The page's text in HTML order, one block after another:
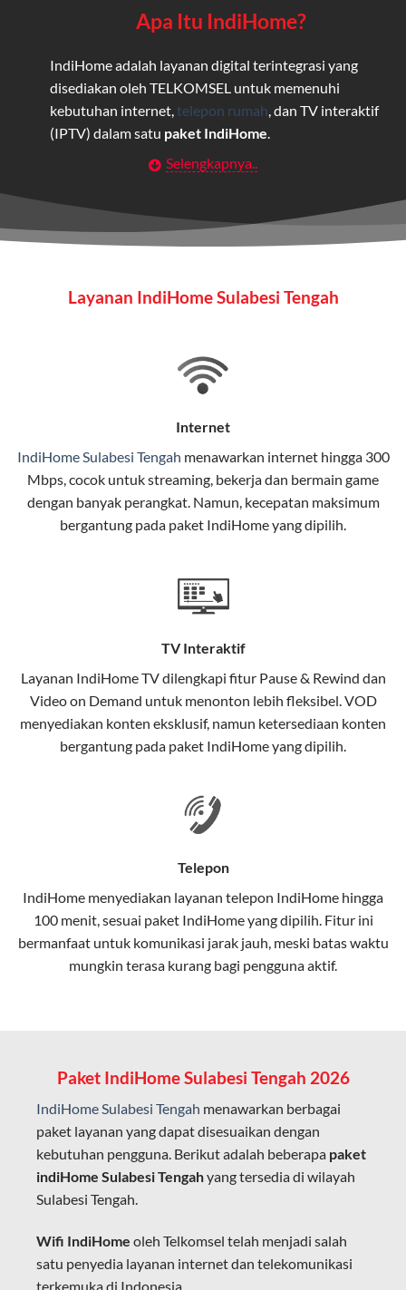
Apa Itu IndiHome?
IndiHome adalah layanan digital terintegrasi yang
disediakan oleh TELKOMSEL untuk memenuhi
kebutuhan internet, telepon rumah , dan TV interaktif
(IPTV) dalam satu paket IndiHome
Layanan Wifi Indihome ini dirancang untuk
maupun individu yang membutuhkan konektivitas dan
hiburan berkualitas tinggi.
pengguna rumah dan bisnis.
stabil, dan memiliki berbagai pilihan paket IndiHome
Selain internet, layanan IndiHome juga mencakup TV
interaktif (IndiHome TV) dan telepon rumah dalam
satu paket.
Teknologi di Balik WiFi IndiHome
Wifi IndiHome menggunakan teknologi Fiber To The
menggunakan kabel serat optik hingga ke rumah
pelanggan. Teknologi ini memiliki beberapa
keunggulan:
Kecepatan Tinggi
dibandingkan kabel tembaga atau DSL.
elektromagnetik, sehingga koneksi tetap lancar.
Latensi Rendah
Cocok untuk aktivitas yang membutuhkan koneksi
Mampu menangani banyak perangkat sekaligus tanpa
Dengan teknologi ini, IndiHome memberikan pengalaman
internet yang lebih baik bagi pengguna untuk bekerja,
belajar, dan hiburan di rumah.
IndiHome sering disebut sebagai WiFi IndiHome karena
fiber optic dapat dikoneksikan melalui perangkat router
WiFi.
Selengkapnya..
Layanan IndiHome Sulabesi Tengah
Internet
IndiHome Sulabesi Tengah menawarkan internethingga 300
Mbps, cocok untuk streaming, bekerja dan bermain game
dengan banyak perangkat. Namun, kecepatan maksimum
bergantung pada paket IndiHome yang dipilih.
TV Interaktif
Layanan IndiHome TVdilengkapi fitur Pause & Rewind dan
Video on Demand untuk menonton lebih fleksibel. VOD
menyediakan konten eksklusif, namun ketersediaan konten
bergantung pada paket IndiHome yang dipilih.
Telepon
IndiHome menyediakan layanan telepon IndiHome hingga
100 menit, sesuai paket IndiHome yang dipilih. Fitur ini
bermanfaat untuk komunikasi jarak jauh, meski batas waktu
mungkin terasa kurang bagi pengguna aktif.
Paket IndiHome Sulabesi Tengah 2026
IndiHome Sulabesi Tengah menawarkan berbagai
paket layanan yang dapat disesuaikan dengan
kebutuhan pengguna. Berikut adalah beberapa paket
indiHome Sulabesi Tengahyang tersedia di wilayah
Sulabesi Tengah.
Wifi IndiHome oleh Telkomsel telah menjadi salah
satu penyedia layanan internet dan telekomunikasi
terkemuka di Indonesia.